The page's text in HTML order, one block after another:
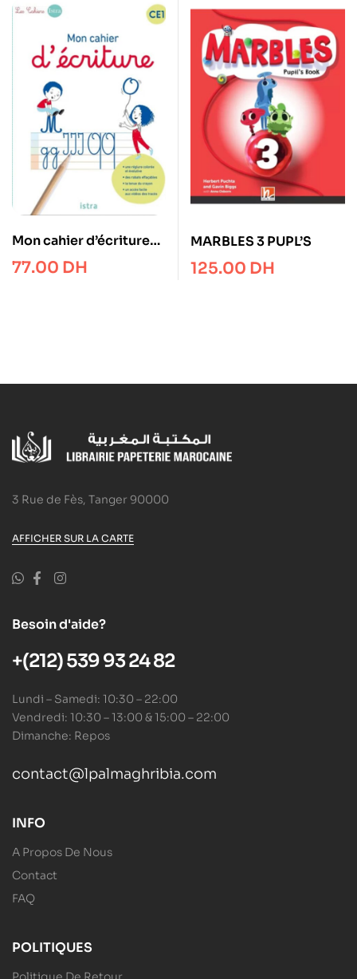
Mon cahier d’écriture
CE1
77.00 DH
MARBLES 3 PUPL’S
125.00 DH
3 Rue de Fès, Tanger 90000
AFFICHER SUR LA CARTE
Besoin d'aide?
+(212) 539 93 24 82
Lundi – Samedi: 10:30 – 22:00
Vendredi: 10:30 – 13:00 & 15:00 – 22:00
Dimanche: Repos
contact@lpalmaghribia.com
INFO
A Propos De Nous
Contact
FAQ
POLITIQUES